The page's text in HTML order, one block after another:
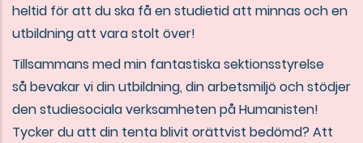
heltid för att du ska få en studietid att minnas och en
utbildning att vara stolt över!
Tillsammans med min fantastiska sektionsstyrelse
såbevakar vi din utbildning, din arbetsmiljö och stödjer
denstudiesociala verksamheten på Humanisten!
Tycker du att din tenta blivit orättvist bedömd? Att